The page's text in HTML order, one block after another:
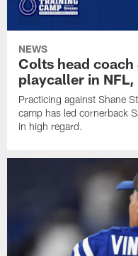
NEWS
Colts head coach
playcaller in NFL,
Practicing against Shane
camp has led cornerback
in high regard.